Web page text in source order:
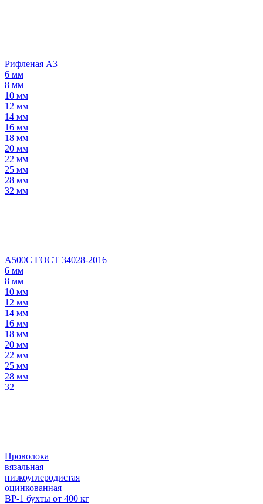
Рифленая А3
6 мм
8 мм
10 мм
12 мм
14 мм
16 мм
18 мм
20 мм
22 мм
25 мм
28 мм
32 мм
А500С ГОСТ 34028-2016
6 мм
8 мм
10 мм
12 мм
14 мм
16 мм
18 мм
20 мм
22 мм
25 мм
28 мм
32
Проволока
вязальная
низкоуглеродистая
оцинкованная
ВР-1 бухты от 400 кг